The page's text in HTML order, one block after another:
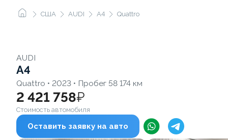
США AUDI A4 Quattro
AUDI
A4
Quattro • 2023 • Пробег 58 174 км
2 421 758₽
Стоимость автомобиля
Оставить заявку на авто